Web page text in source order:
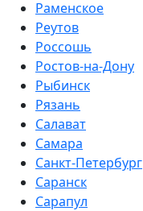
Раменское
Реутов
Россошь
Ростов-на-Дону
Рыбинск
Рязань
Салават
Самара
Санкт-Петербург
Саранск
Сарапул